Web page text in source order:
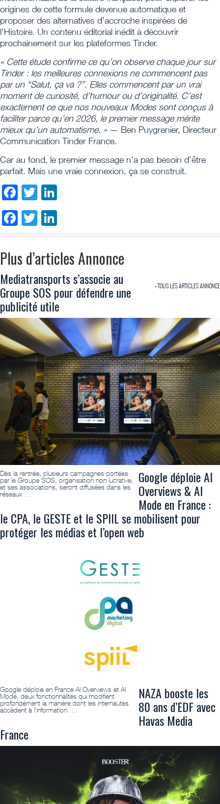
origines de cette formule devenue automatique et
proposer des alternatives d’accroche inspirées de
l’Histoire. Un contenu éditorial inédit à découvrir
prochainement sur les plateformes Tinder.
« Cette étude confirme ce qu’on observe chaque jour sur
Tinder : les meilleures connexions ne commencent pas
par un “Salut, ça va ?”. Elles commencent par un vrai
moment de curiosité, d’humour ou d’originalité. C’est
exactement ce que nos nouveaux Modes sont conçus à
faciliter parce qu’en 2026, le premier message mérite
mieux qu’un automatisme. » — Ben Puygrenier, Directeur
Communication Tinder France.
Car au fond, le premier message n’a pas besoin d’être
parfait. Mais une vraie connexion, ça se construit.
Facebook
Twitter
Facebook
Twitter
Plus d’articles Annonce
+ TOUS LES ARTICLES ANNONCE
Mediatransports s’associe au
Groupe SOS pour défendre une
publicité utile
Dès la rentrée, plusieurs campagnes portées
par le Groupe SOS, organisation non lucrative,
et ses associations, seront diffusées dans les
réseaux …
Google déploie AI
Overviews & AI
Mode en France :
le CPA, le GESTE et le SPIIL se mobilisent pour
protéger les médias et l’open web
Google déploie en France AI Overviews et AI
Mode, deux fonctionnalités qui modifient
profondément la manière dont les internautes
accèdent à l’information. …
NAZA booste les
80 ans d’EDF avec
Havas Media
France